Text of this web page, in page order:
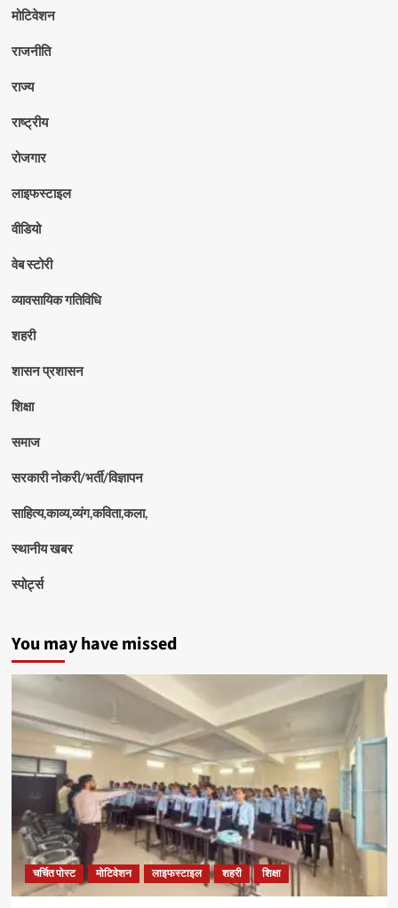
मोटिवेशन
राजनीति
राज्य
राष्ट्रीय
रोजगार
लाइफस्टाइल
वीडियो
वेब स्टोरी
व्यावसायिक गतिविधि
शहरी
शासन प्रशासन
शिक्षा
समाज
सरकारी नोकरी/भर्ती/विज्ञापन
साहित्य,काव्य,व्यंग,कविता,कला,
स्थानीय खबर
स्पोर्ट्स
You may have missed
चर्चित पोस्ट मोटिवेशन लाइफस्टाइल शहरी शिक्षा